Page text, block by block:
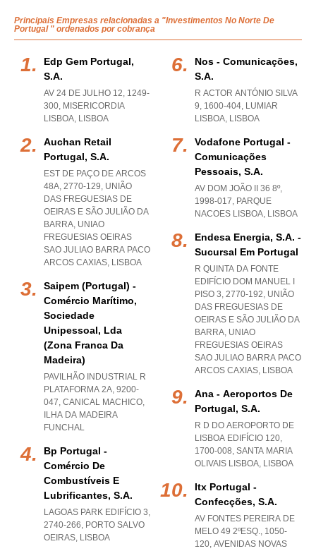
Principais Empresas relacionadas a "Investimentos No Norte De
Portugal " ordenados por cobrança
Edp Gem Portugal,
S.a.
AV 24 DE JULHO 12, 1249-
300, MISERICORDIA
LISBOA, LISBOA
Auchan Retail
Portugal, S.a.
EST DE PAÇO DE ARCOS
48A, 2770-129, UNIÃO
DAS FREGUESIAS DE
OEIRAS E SÃO JULIÃO DA
BARRA, UNIAO
FREGUESIAS OEIRAS
SAO JULIAO BARRA PACO
ARCOS CAXIAS, LISBOA
Saipem (portugal) -
Comércio Marítimo,
Sociedade
Unipessoal, Lda
(zona Franca Da
Madeira)
PAVILHÃO INDUSTRIAL R
PLATAFORMA 2A, 9200-
047, CANICAL MACHICO,
ILHA DA MADEIRA
FUNCHAL
Bp Portugal -
Comércio De
Combustíveis E
Lubrificantes, S.a.
LAGOAS PARK EDIFÍCIO 3,
2740-266, PORTO SALVO
OEIRAS, LISBOA
Nos - Comunicações,
S.a.
R ACTOR ANTÓNIO SILVA
9, 1600-404, LUMIAR
LISBOA, LISBOA
Vodafone Portugal -
Comunicações
Pessoais, S.a.
AV DOM JOÃO II 36 8º,
1998-017, PARQUE
NACOES LISBOA, LISBOA
Endesa Energia, S.a. -
Sucursal Em Portugal
R QUINTA DA FONTE
EDIFÍCIO DOM MANUEL I
PISO 3, 2770-192, UNIÃO
DAS FREGUESIAS DE
OEIRAS E SÃO JULIÃO DA
BARRA, UNIAO
FREGUESIAS OEIRAS
SAO JULIAO BARRA PACO
ARCOS CAXIAS, LISBOA
Ana - Aeroportos De
Portugal, S.a.
R D DO AEROPORTO DE
LISBOA EDIFÍCIO 120,
1700-008, SANTA MARIA
OLIVAIS LISBOA, LISBOA
Itx Portugal -
Confecções, S.a.
AV FONTES PEREIRA DE
MELO 49 2ºESQ., 1050-
120, AVENIDAS NOVAS